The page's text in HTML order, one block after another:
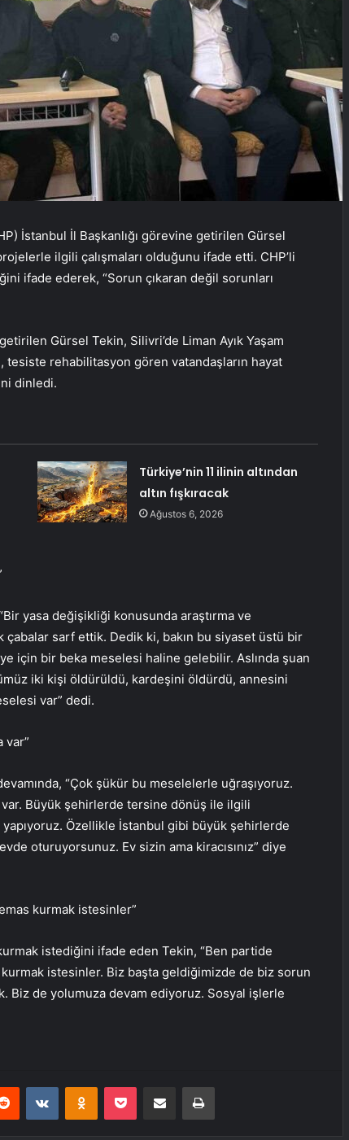
İstanbul İl Başkanlığı görevine getirilen Gürsel
ilgili çalışmaları olduğunu ifade etti. CHP’li
ifade ederek, “Sorun çıkaran değil sorunları
Gürsel Tekin, Silivri’de Liman Ayık Yaşam
tesiste rehabilitasyon gören vatandaşların hayat
dinledi.
Türkiye’nin 11 ilinin altından
altın fışkıracak
Ağustos 6, 2026
yasa değişikliği konusunda araştırma ve
sarf ettik. Dedik ki, bakın bu siyaset üstü bir
için bir beka meselesi haline gelebilir. Aslında şuan
iki kişi öldürüldü, kardeşini öldürdü, annesini
var” dedi.
var”
“Çok şükür bu meselelerle uğraşıyoruz.
var. Büyük şehirlerde tersine dönüş ile ilgili
yapıyoruz. Özellikle İstanbul gibi büyük şehirlerde
oturuyorsunuz. Ev sizin ama kiracısınız” diye
kurmak istesinler”
istediğini ifade eden Tekin, “Ben partide
istesinler. Biz başta geldiğimizde de biz sorun
Biz de yolumuza devam ediyoruz. Sosyal işlerle
Reddit VKontakteOdnoklassniki
Pocket E-Posta ile paylaş Yazdır